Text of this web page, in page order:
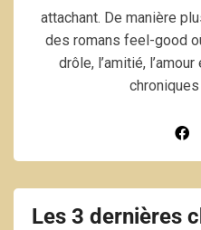
attachant. De manière
des romans feel-good
drôle, l’amitié,
Les 3 dernières